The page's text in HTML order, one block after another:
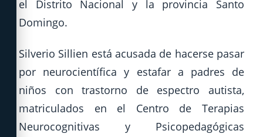
el Distrito Nacional y la provincia Santo
Domingo.
Silverio Sillien está acusada de hacerse pasar
por neurocientífica y estafar a padres de
niños con trastorno de espectro autista,
matriculados en el Centro de Terapias
Neurocognitivas y Psicopedagógicas